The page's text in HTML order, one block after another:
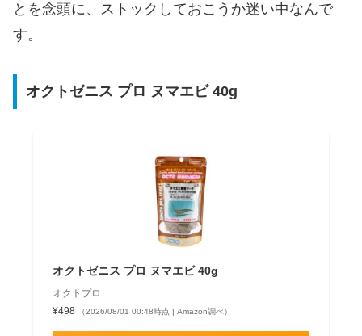
とを念頭に、ストックしておこうか迷い中なんで
す。
オクトゼニス プロ ヌマエビ 40g
オクトゼニス プロ ヌマエビ 40g
オクトプロ
¥498
（2026/08/01 00:48時点 | Amazon調べ）